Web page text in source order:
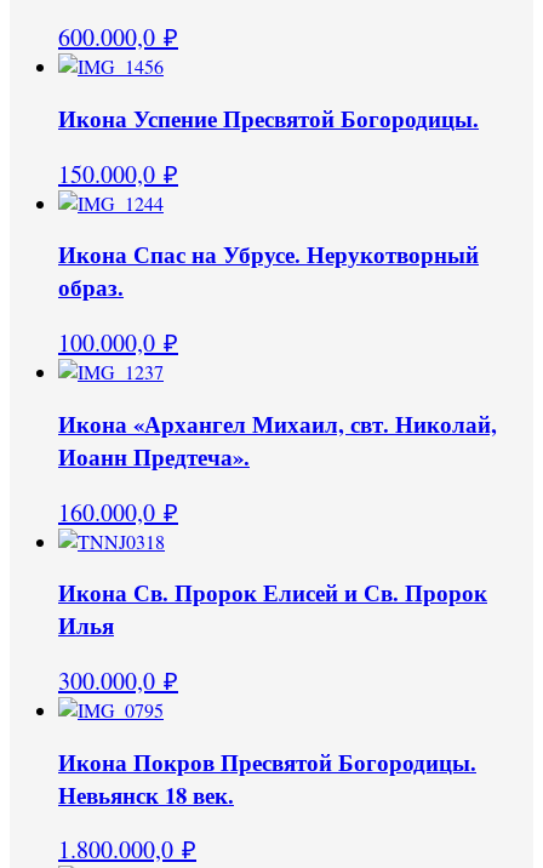
600.000,0 ₽
Икона Успение Пресвятой Богородицы.
150.000,0 ₽
Икона Спас на Убрусе. Нерукотворный
образ.
100.000,0 ₽
Икона «Архангел Михаил, свт. Николай,
Иоанн Предтеча».
160.000,0 ₽
Икона Св. Пророк Елисей и Св. Пророк
Илья
300.000,0 ₽
Икона Покров Пресвятой Богородицы.
Невьянск 18 век.
1.800.000,0 ₽